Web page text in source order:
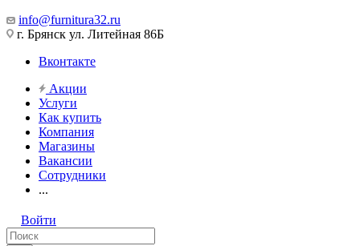
info@furnitura32.ru
г. Брянск ул. Литейная 86Б
Вконтакте
Акции
Услуги
Как купить
Компания
Магазины
Вакансии
Сотрудники
...
Войти